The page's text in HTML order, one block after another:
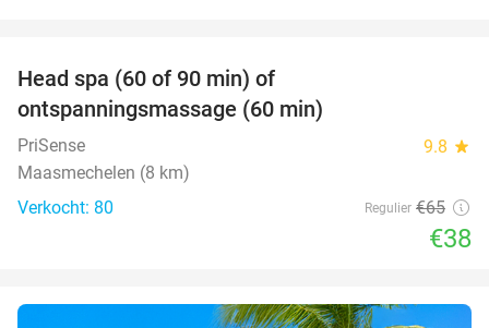
Head spa (60 of 90 min) of
ontspanningsmassage (60 min)
PriSense 9.8 star
Maasmechelen (8 km)
Verkocht: 80
Regulier €65
€38